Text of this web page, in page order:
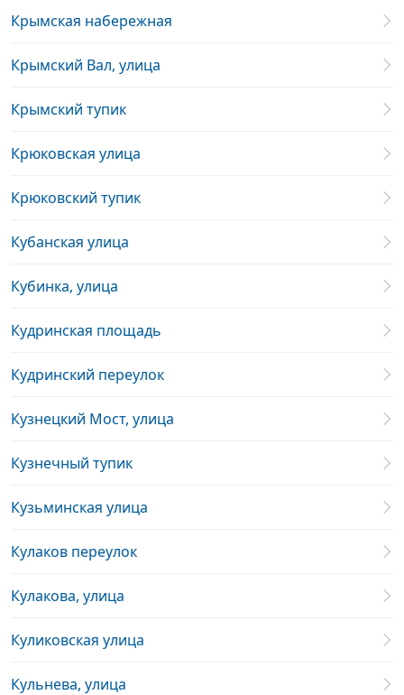
Крымская набережная
Крымский Вал, улица
Крымский тупик
Крюковская улица
Крюковский тупик
Кубанская улица
Кубинка, улица
Кудринская площадь
Кудринский переулок
Кузнецкий Мост, улица
Кузнечный тупик
Кузьминская улица
Кулаков переулок
Кулакова, улица
Куликовская улица
Кульнева, улица